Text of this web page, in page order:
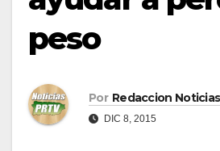
peso
Por Redaccion
DIC 8, 2015